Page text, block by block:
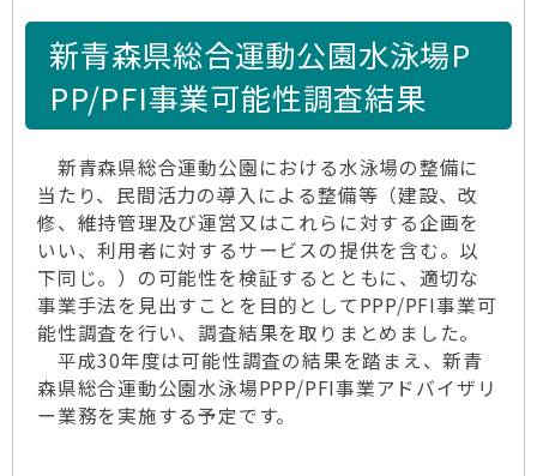
新青森県総合運動公園水泳場P
PP/PFI事業可能性調査結果
新青森県総合運動公園における水泳場の整備に
当たり、民間活力の導入による整備等（建設、改
修、維持管理及び運営又はこれらに対する企画を
いい、利用者に対するサービスの提供を含む。以
下同じ。）の可能性を検証するとともに、適切な
事業手法を見出すことを目的としてPPP/PFI事業可
能性調査を行い、調査結果を取りまとめました。
平成30年度は可能性調査の結果を踏まえ、新青
森県総合運動公園水泳場PPP/PFI事業アドバイザリ
ー業務を実施する予定です。